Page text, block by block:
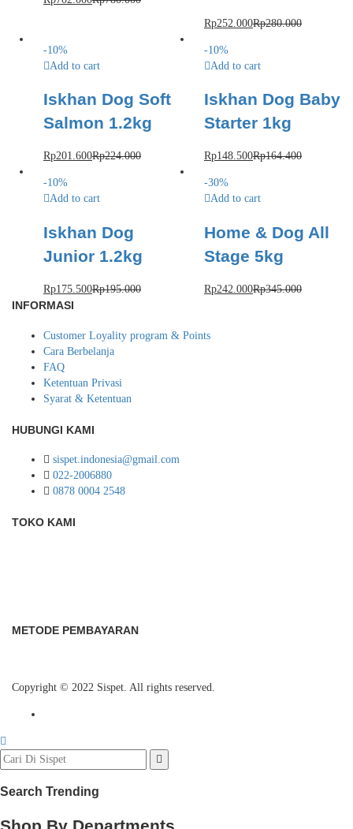
Rp252.000Rp280.000
-10%
Add to cart
Iskhan Dog Soft
Salmon 1.2kg
Rp201.600Rp224.000
-10%
Add to cart
Iskhan Dog Baby
Starter 1kg
Rp148.500Rp164.400
-10%
Add to cart
Iskhan Dog
Junior 1.2kg
Rp175.500Rp195.000
-30%
Add to cart
Home & Dog All
Stage 5kg
Rp242.000Rp345.000
INFORMASI
Customer Loyality program & Points
Cara Berbelanja
FAQ
Ketentuan Privasi
Syarat & Ketentuan
HUBUNGI KAMI
sispet.indonesia@gmail.com
022-2006880
0878 0004 2548
TOKO KAMI
METODE PEMBAYARAN
Copyright © 2022 Sispet. All rights reserved.
Search Trending